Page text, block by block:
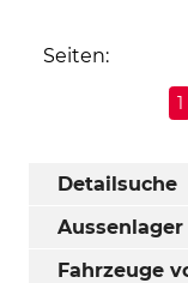
Seiten:
1
Detailsuche
Aussenlager
Fahrzeuge